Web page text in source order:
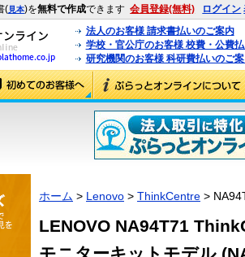
(見本)を無料で作成できます 会員登録(無料) ログイン
法人のお客様 請求書払いのご案内
学校・官公庁のお客様 校費・公費
研究機関のお客様 科研費払いのご
ホーム > Lenovo > ThinkCentre >
LENOVO NA94T71